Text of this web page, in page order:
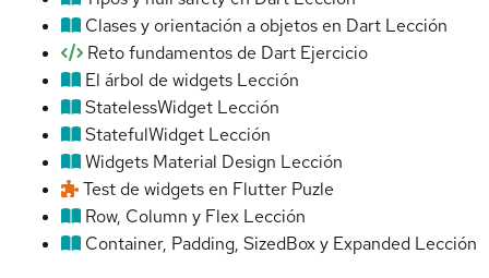
Clases y orientación a objetos en Dart Lección
Reto fundamentos de Dart Ejercicio
El árbol de widgets Lección
StatelessWidget Lección
StatefulWidget Lección
Widgets Material Design Lección
Test de widgets en Flutter Puzle
Row, Column y Flex Lección
Container, Padding, SizedBox y Expanded Lección